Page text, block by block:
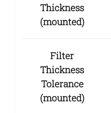
Thickness
(mounted)
Filter
Thickness
Tolerance
(mounted)